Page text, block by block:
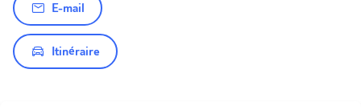
E-mail
Itinéraire